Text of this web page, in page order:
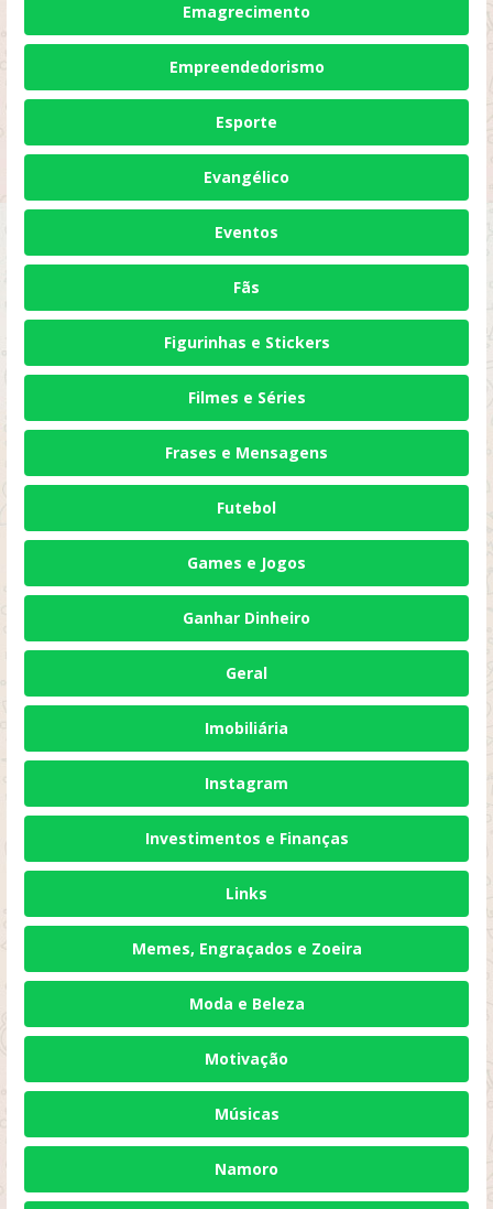
Emagrecimento
Empreendedorismo
Esporte
Evangélico
Eventos
Fãs
Figurinhas e Stickers
Filmes e Séries
Frases e Mensagens
Futebol
Games e Jogos
Ganhar Dinheiro
Geral
Imobiliária
Instagram
Investimentos e Finanças
Links
Memes, Engraçados e Zoeira
Moda e Beleza
Motivação
Músicas
Namoro